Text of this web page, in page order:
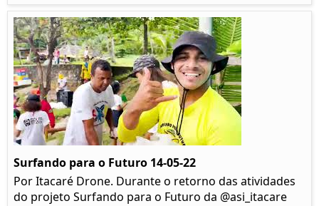
Surfando para o Futuro 14-05-22
Por Itacaré Drone. Durante o retorno das atividades
do projeto Surfando para o Futuro da @asi_itacare